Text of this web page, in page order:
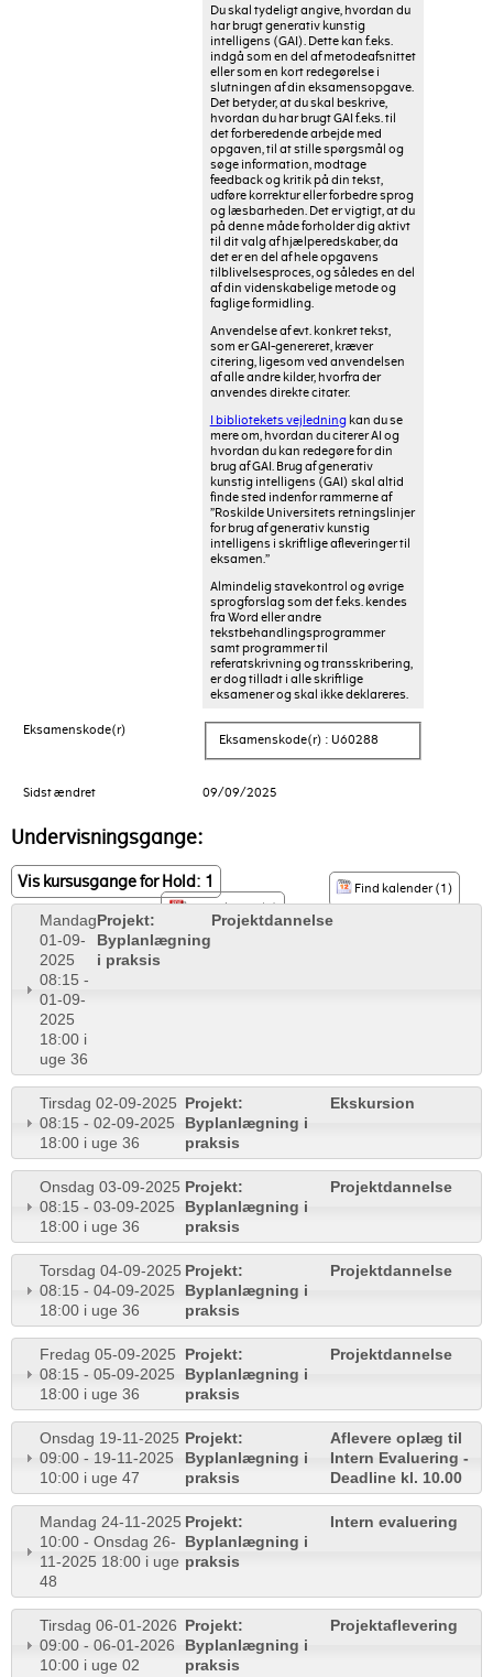
Du skal tydeligt angive, hvordan du
har brugt generativ kunstig
intelligens (GAI). Dette kan f.eks.
indgå som en del af metodeafsnittet
eller som en kort redegørelse i
slutningen af din eksamensopgave.
Det betyder, at du skal beskrive,
hvordan du har brugt GAI f.eks. til
det forberedende arbejde med
opgaven, til at stille spørgsmål og
søge information, modtage
feedback og kritik på din tekst,
udføre korrektur eller forbedre sprog
og læsbarheden. Det er vigtigt, at du
på denne måde forholder dig aktivt
til dit valg af hjælperedskaber, da
det er en del af hele opgavens
tilblivelsesproces, og således en del
af din videnskabelige metode og
faglige formidling.
Anvendelse af evt. konkret tekst,
som er GAI-genereret, kræver
citering, ligesom ved anvendelsen
af alle andre kilder, hvorfra der
anvendes direkte citater.
I bibliotekets vejledningkan du se
mere om, hvordan du citerer AI og
hvordan du kan redegøre for din
brug af GAI. Brug af generativ
kunstig intelligens (GAI) skal altid
finde sted indenfor rammerne af
”Roskilde Universitets retningslinjer
for brug af generativ kunstig
intelligens i skriftlige afleveringer til
eksamen.”
Almindelig stavekontrol og øvrige
sprogforslag som det f.eks. kendes
fra Word eller andre
tekstbehandlingsprogrammer
samt programmer til
referatskrivning og transskribering,
er dog tilladt i alle skriftlige
eksamener og skal ikke deklareres.
Eksamenskode(r)
Eksamenskode(r) : U60288
Sidst ændret 09/09/2025
Undervisningsgange:
Vis kursusgange for Hold: 1
Find kalender (1)
PDF til print (1)
Mandag
01-09-
2025
08:15 -
01-09-
2025
18:00 i
uge 36
Projekt:
Byplanlægning
i praksis
Projektdannelse
Tirsdag 02-09-2025
08:15 - 02-09-2025
18:00 i uge 36
Projekt:
Byplanlægning i
praksis
Ekskursion
Onsdag 03-09-2025
08:15 - 03-09-2025
18:00 i uge 36
Projekt:
Byplanlægning i
praksis
Projektdannelse
Torsdag 04-09-2025
08:15 - 04-09-2025
18:00 i uge 36
Projekt:
Byplanlægning i
praksis
Projektdannelse
Fredag 05-09-2025
08:15 - 05-09-2025
18:00 i uge 36
Projekt:
Byplanlægning i
praksis
Projektdannelse
Onsdag 19-11-2025
09:00 - 19-11-2025
10:00 i uge 47
Projekt:
Byplanlægning i
praksis
Aflevere oplæg til
Intern Evaluering -
Deadline kl. 10.00
Mandag 24-11-2025
10:00 - Onsdag 26-
11-2025 18:00 i uge
48
Projekt:
Byplanlægning i
praksis
Intern evaluering
Tirsdag 06-01-2026
09:00 - 06-01-2026
10:00 i uge 02
Projekt:
Byplanlægning i
praksis
Projektaflevering